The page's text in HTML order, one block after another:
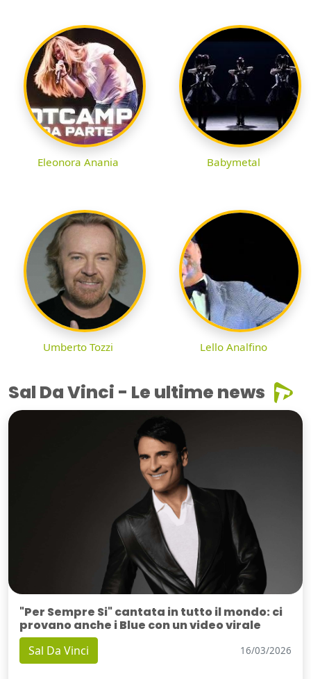
Eleonora Anania Babymetal
Umberto Tozzi Lello Analfino
Sal Da Vinci - Le ultime news
"Per Sempre Si" cantata in tutto il mondo: ci
provano anche i Blue con un video virale
Sal Da Vinci 16/03/2026